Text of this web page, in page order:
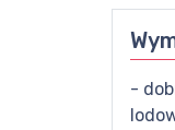
-